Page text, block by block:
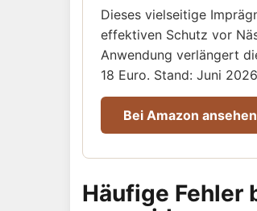
Dieses vielseitige
effektiven Schutz vor
Anwendung verlängert
18 Euro. Stand: Juni 2026
Bei Amazon
Häufige Fehler